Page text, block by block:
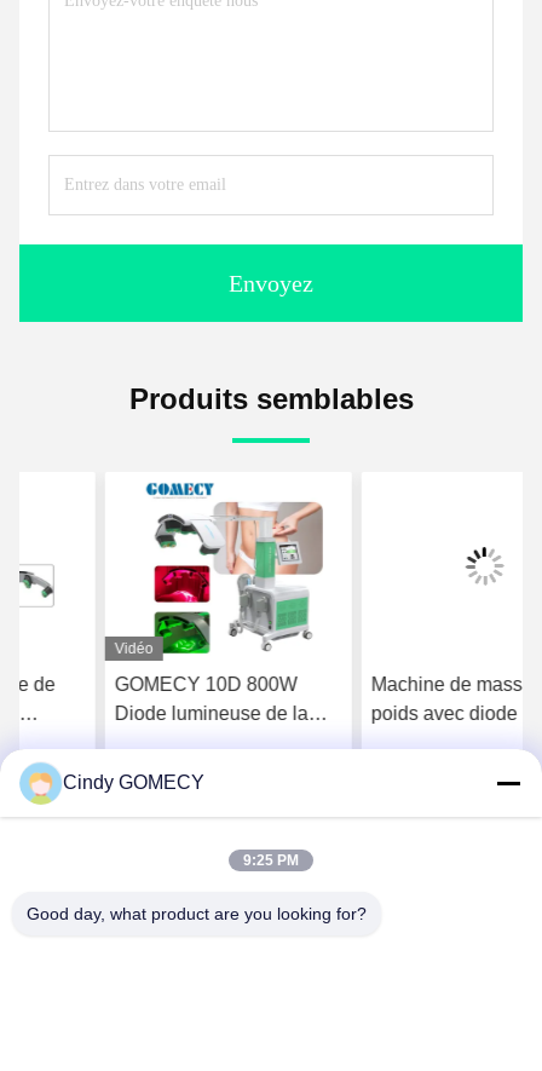
Envoyez
Produits semblables
GOMECY 10D 800W
Diode lumineuse de la
stimulation musculaire de
l'équipement pour la
touchable 7 Tesla Hiemt
Parlez Maintenant.
Machine de massage de
poids avec diode laser
Cindy GOMECY
9:25 PM
Good day, what product are you looking for?